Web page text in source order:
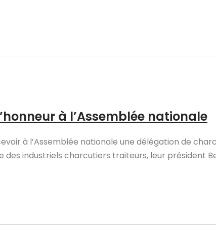
à l’Assemblée nationale
à l’Assemblée nationale une délégation de
des industriels charcutiers traiteurs, leur président